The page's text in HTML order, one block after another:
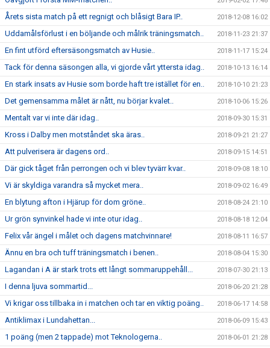
Årets sista match på ett regnigt och blåsigt Bara IP.. 2018-12-08 16:02
Uddamålsförlust i en böljande och målrik träningsmatch.. 2018-11-23 21:37
En fint utförd eftersäsongsmatch av Husie.. 2018-11-17 15:24
Tack för denna säsongen alla, vi gjorde vårt yttersta idag.. 2018-10-13 16:14
En stark insats av Husie som borde haft tre istället för en.. 2018-10-10 21:23
Det gemensamma målet är nått, nu börjar kvalet.. 2018-10-06 15:26
Mentalt var vi inte där idag.. 2018-09-30 15:31
Kross i Dalby men motståndet ska äras.. 2018-09-21 21:27
Att pulverisera är dagens ord.. 2018-09-15 14:51
Där gick tåget från perrongen och vi blev tyvärr kvar.. 2018-09-08 18:10
Vi är skyldiga varandra så mycket mera.. 2018-09-02 16:49
En blytung afton i Hjärup för dom gröne.. 2018-08-24 21:10
Ur grön synvinkel hade vi inte otur idag.. 2018-08-18 12:04
Felix vår ängel i målet och dagens matchvinnare! 2018-08-11 16:57
Ännu en bra och tuff träningsmatch i benen.. 2018-08-04 15:30
Lagandan i A är stark trots ett långt sommaruppehåll... 2018-07-30 21:13
I denna ljuva sommartid... 2018-06-20 21:28
Vi krigar oss tillbaka in i matchen och tar en viktig poäng.. 2018-06-17 14:58
Antiklimax i Lundahettan... 2018-06-09 15:43
1 poäng (men 2 tappade) mot Teknologerna.. 2018-06-01 21:28